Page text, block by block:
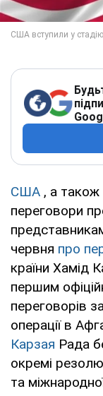
США , а також
переговори
червня про
країни Хамід
першим
переговорів
операції в
Карзая Рада
окремі
та